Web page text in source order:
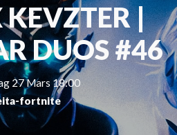
|
DUOS #46
27 Mars 18:00
fortnite